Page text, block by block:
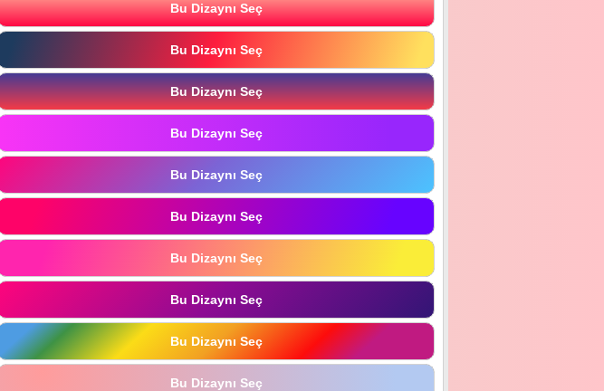
Bu Dizaynı Seç
Bu Dizaynı Seç
Bu Dizaynı Seç
Bu Dizaynı Seç
Bu Dizaynı Seç
Bu Dizaynı Seç
Bu Dizaynı Seç
Bu Dizaynı Seç
Bu Dizaynı Seç
Bu Dizaynı Seç